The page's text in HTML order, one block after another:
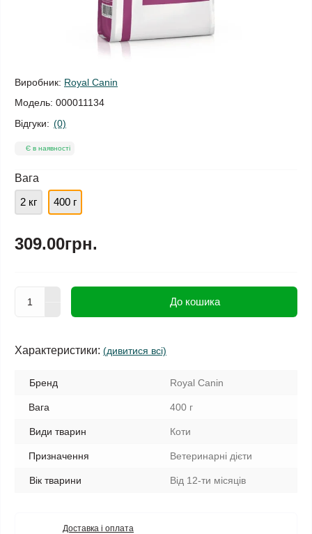
Виробник: Royal Canin
Модель: 000011134
Відгуки: (0)
Є в наявності
Вага
2 кг
400 г
309.00грн.
До кошика
Характеристики: (дивитися всі)
Бренд Royal Canin
Вага 400 г
Види тварин Коти
Призначення Ветеринарні дієти
Вік тварини Від 12-ти місяців
Доставка і оплата